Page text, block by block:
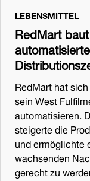
LEBENSMITTEL
RedMart
RedMart hat
sein West
automatisieren.
steigerte die
und ermöglichte
wachsenden
gerecht zu